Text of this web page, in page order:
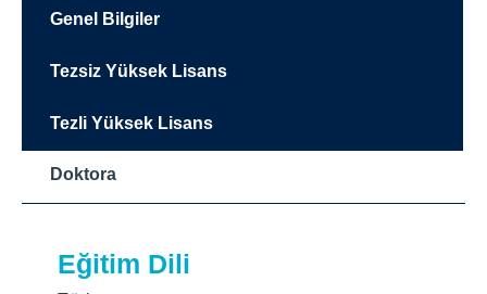
Genel Bilgiler
Misyon
Tezsiz Yüksek Lisans
Eğitim Dili
Tezli Yüksek Lisans
Eğitim Dili
Doktora
Eğitim Dili